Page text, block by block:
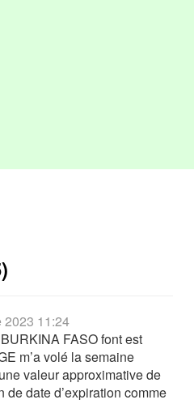
2023 11:24
FASO font est
m’a volé la semaine
valeur approximative de
date d’expiration comme